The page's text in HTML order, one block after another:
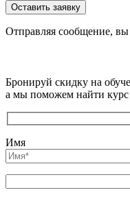
Отправляя сообщениe, вы
Бронируй скидку на
а мы поможем найти курс
Имя